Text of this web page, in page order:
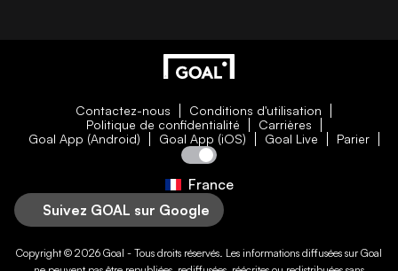
Contactez-nous
Conditions d'utilisation
Politique de confidentialité
Carrières
Goal App (Android)
Goal App (iOS) Goal Live Parier
France
Suivez GOAL sur Google
Copyright © 2026 Goal - Tous droits réservés. Les informations diffusées surGoal